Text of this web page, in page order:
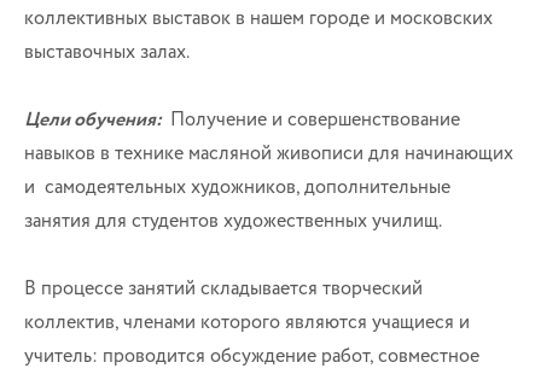
коллективных выставок в нашем городе и московских
выставочных залах.
Цели обучения: Получение и совершенствование
навыков в технике масляной живописи для начинающих
и самодеятельных художников, дополнительные
занятия для студентов художественных училищ.
В процессе занятий складывается творческий
коллектив, членами которого являются учащиеся и
учитель: проводится обсуждение работ, совместное